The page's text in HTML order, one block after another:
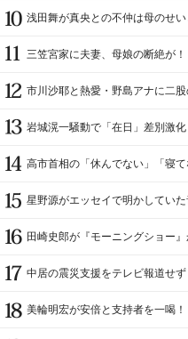
浅田舞が真央との不仲は母のせい
三笠宮家に夫妻、母娘の断絶が！
市川沙耶と熱愛・野島アナに二
岩城滉一騒動で「在日」差別激化
高市首相の「休んでない」「寝
星野源がエッセイで明かしてい
田崎史郎が『モーニングショー
中居の震災支援をテレビ報道せず
美輪明宏が安倍と支持者を一喝！